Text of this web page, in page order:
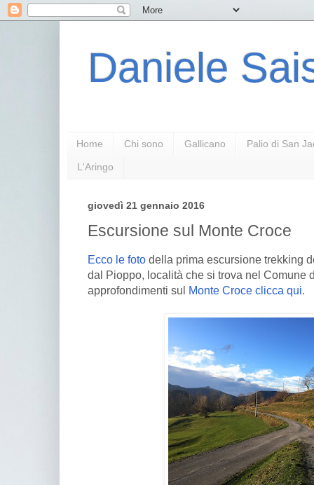
Daniele
Home Chi sono Gallicano Palio di San
L'Aringo
giovedì 21 gennaio 2016
Escursione sul Monte Croce
Ecco le foto della prima escursione trekking
dal Pioppo, località che si trova nel Comune
approfondimenti sul Monte Croce clicca qui.